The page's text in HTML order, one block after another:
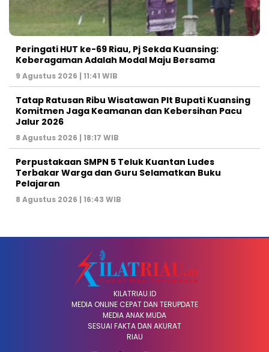
Peringati HUT ke-69 Riau, Pj Sekda Kuansing:
Keberagaman Adalah Modal Maju Bersama
9 Agustus 2026 | 11:41 WIB
Tatap Ratusan Ribu Wisatawan Plt Bupati Kuansing
Komitmen Jaga Keamanan dan Kebersihan Pacu
Jalur 2026
8 Agustus 2026 | 18:17 WIB
Perpustakaan SMPN 5 Teluk Kuantan Ludes
Terbakar Warga dan Guru Selamatkan Buku
Pelajaran
8 Agustus 2026 | 16:43 WIB
KILATRIAU.ID
MEDIA ONLINE CEPAT DAN TERUPDATE
MEDIA ANAK MUDA
SESUAI FAKTA DAN AKURAT
RIAU